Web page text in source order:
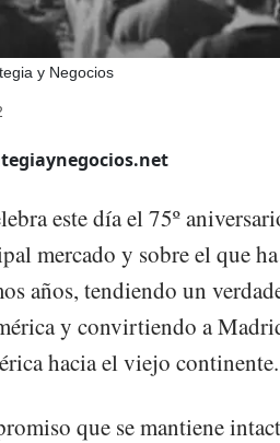
y Negocios
este día el 75º
mercado y sobre el que
años, tendiendo un
y convirtiendo a
hacia el viejo continente.
que se mantiene